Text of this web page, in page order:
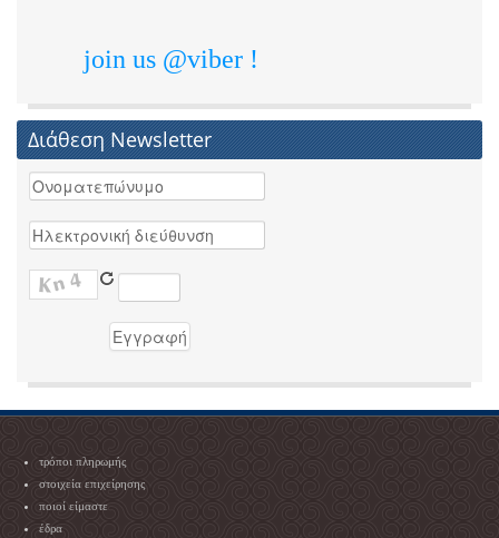
join us @viber !
Διάθεση Newsletter
τρόποι πληρωμής
στοιχεία επιχείρησης
ποιοί είμαστε
έδρα